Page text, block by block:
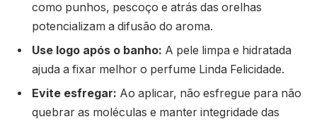
como punhos, pescoço e atrás das orelhas
potencializam a difusão do aroma.
Use logo após o banho: A pele limpa e hidratada
ajuda a fixar melhor o perfume Linda Felicidade.
Evite esfregar: Ao aplicar, não esfregue para não
quebrar as moléculas e manter integridade das